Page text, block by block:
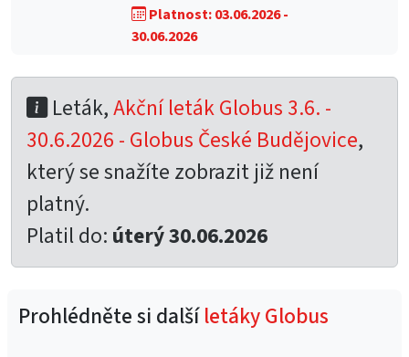
Platnost: 03.06.2026 -
30.06.2026
Leták,Akční leták Globus 3.6. -
30.6.2026 - Globus České Budějovice,
který se snažíte zobrazit již není
platný.
Platil do: úterý 30.06.2026
Prohlédněte si dalšíletáky Globus